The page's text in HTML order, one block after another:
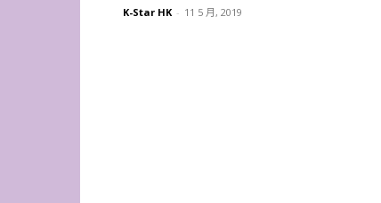
K-Star HK - 11 5 月, 2019